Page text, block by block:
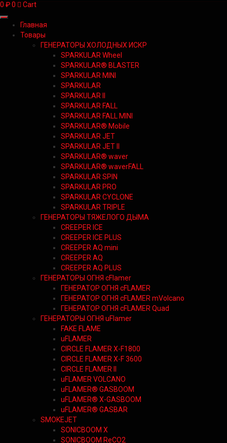
0 ₽0 Cart
Главная
Товары
ГЕНЕРАТОРЫ ХОЛОДНЫХ ИСКР
SPARKULAR Wheel
SPARKULAR® BLASTER
SPARKULAR MINI
SPARKULAR
SPARKULAR II
SPARKULAR FALL
SPARKULAR FALL MINI
SPARKULAR® Mobile
SPARKULAR JET
SPARKULAR JET II
SPARKULAR® waver
SPARKULAR® waverFALL
SPARKULAR SPIN
SPARKULAR PRO
SPARKULAR CYCLONE
SPARKULAR TRIPLE
ГЕНЕРАТОРЫ ТЯЖЕЛОГО ДЫМА
CREEPER ICE
CREEPER ICE PLUS
CREEPER AQ mini
CREEPER AQ
CREEPER AQ PLUS
ГЕНЕРАТОРЫ ОГНЯ cFlamer
ГЕНЕРАТОР ОГНЯ сFLAMER
ГЕНЕРАТОР ОГНЯ сFLAMER mVolcano
ГЕНЕРАТОР ОГНЯ сFLAMER Quad
ГЕНЕРАТОРЫ ОГНЯ uFlamer
FAKE FLAME
uFLAMER
CIRCLE FLAMER X-F1800
CIRCLE FLAMER X-F 3600
CIRCLE FLAMER II
uFLAMER VOLCANO
uFLAMER® GASBOOM
uFLAMER® X-GASBOOM
uFLAMER® GASBAR
SMOKEJET
SONICBOOM X
SONICBOOM ReCO2